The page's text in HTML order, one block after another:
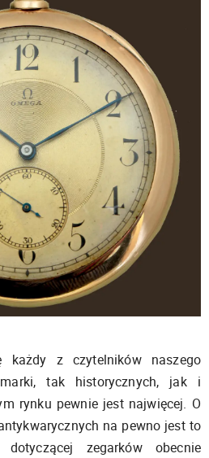
z czytelników naszego
tak historycznych, jak i
rynku pewnie jest najwięcej. O
na pewno jest to
zegarków obecnie